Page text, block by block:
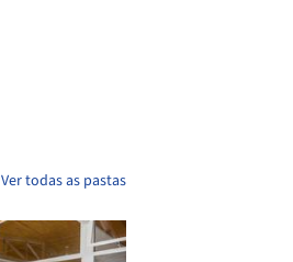
Ver todas as pastas